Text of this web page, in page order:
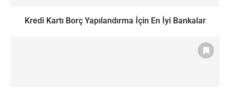
Kredi Kartı Borç Yapılandırma İçin En İyi Bankalar